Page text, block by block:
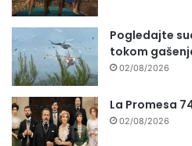
Pogledajte
tokom
02/08/2026
La Promesa
02/08/2026